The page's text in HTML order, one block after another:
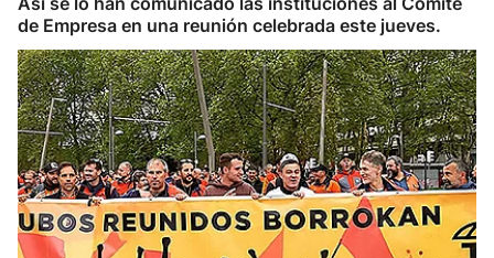
de Empresa en una reunión celebrada este jueves.